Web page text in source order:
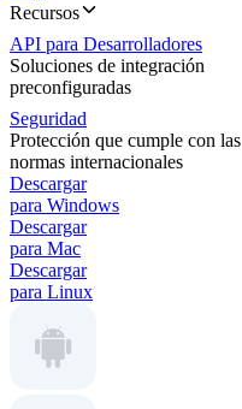
Recursos
API para Desarrolladores
Soluciones de integración
preconfiguradas
Seguridad
Protección que cumple con las
normas internacionales
Descargar
para Windows
Descargar
para Mac
Descargar
para Linux